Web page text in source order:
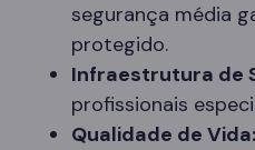
segurança média
protegido.
Infraestrutura de
profissionais
Qualidade de Vida: